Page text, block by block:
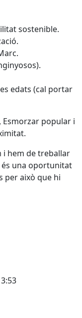
sostenible.
edats (cal portar
popular i
i hem de treballar
és una oportunitat
per això que hi